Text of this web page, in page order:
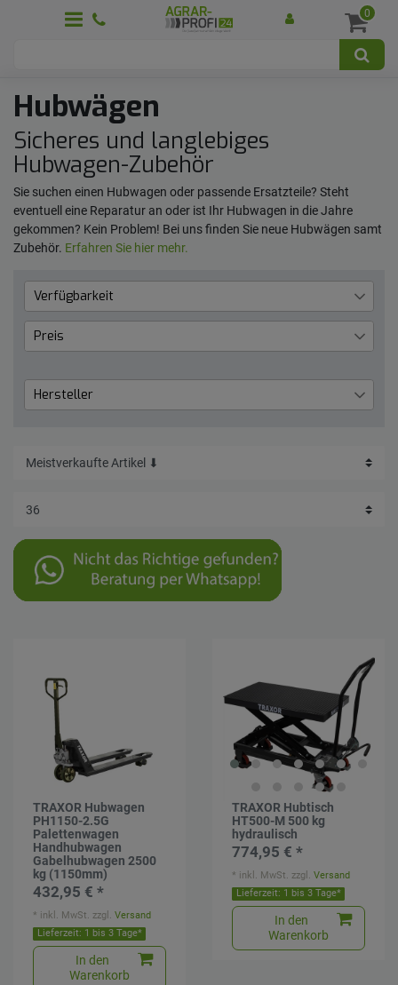
0
Hubwägen
Sicheres und langlebiges
Hubwagen-Zubehör
Sie suchen einen Hubwagen oder passende Ersatzteile? Steht
eventuell eine Reparatur an oder ist Ihr Hubwagen in die Jahre
gekommen? Kein Problem! Bei uns finden Sie neue Hubwägen samt
Zubehör. Erfahren Sie hier mehr.
Verfügbarkeit
Lieferzeit 1 bis 3 Werktage 3
Preis
€
Hersteller
TRAXOR Hubwagen
PH1150-2.5G
Palettenwagen
Handhubwagen
Gabelhubwagen 2500
kg (1150mm)
432,95 € *
Lieferzeit: 1 bis 3 Tage*
In den
Warenkorb
* inkl. MwSt. zzgl.Versand
TRAXOR Hubtisch
HT500-M 500 kg
hydraulisch
774,95 € *
Lieferzeit: 1 bis 3 Tage*
In den
Warenkorb
* inkl. MwSt. zzgl.Versand